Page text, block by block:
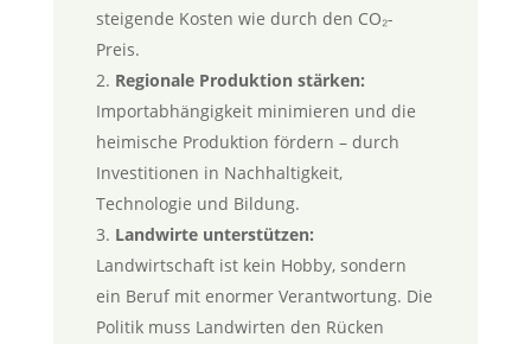
steigende Kosten wie durch den CO₂-
Preis.
Regionale Produktion stärken:
Importabhängigkeit minimieren und die
heimische Produktion fördern – durch
Investitionen in Nachhaltigkeit,
Technologie und Bildung.
Landwirte unterstützen:
Landwirtschaft ist kein Hobby, sondern
ein Beruf mit enormer Verantwortung. Die
Politik muss Landwirten den Rücken